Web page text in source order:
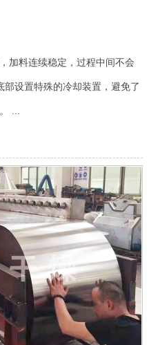
加料连续稳定，过程中间不会
设置特殊的冷却装置，避免了
...